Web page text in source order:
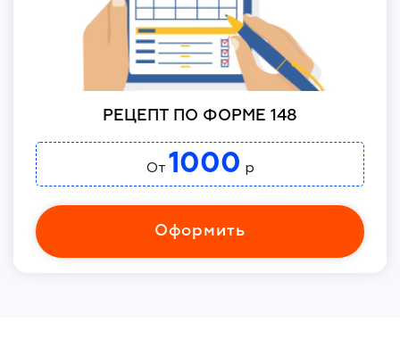
РЕЦЕПТ ПО ФОРМЕ 148
От 1000 р
Оформить